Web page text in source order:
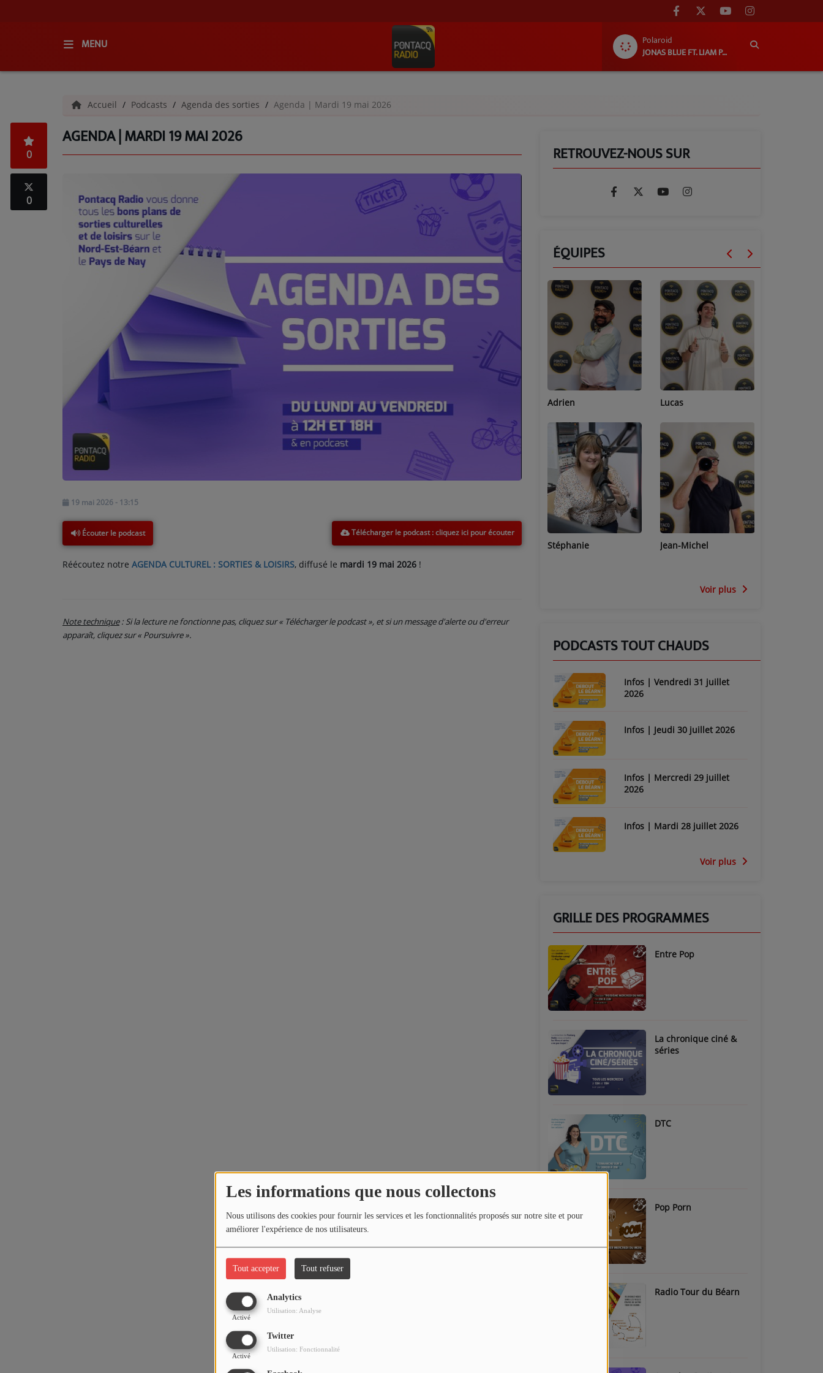
Les informations que nous collectons
Nous utilisons des cookies pour fournir les services et les fonctionnalités proposés sur notre site et pour
améliorer l'expérience de nos utilisateurs.
Tout accepter Tout refuser
Analytics
Activé
Utilisation: Analyse
Twitter
Activé
Utilisation: Fonctionnalité
MENU
Polaroid
JONAS BLUE FT. LIAM PAYNE FT. LENNON STELLA
QUI SOMMES-NOUS ?
GRILLE DES PROGRAMMES
C'ÉTAIT QUOI CE TITRE ?
VOS ÉMISSIONS EN IMAGES
ANNONCEURS & ESPACE PRO
VOTRE PUBLICITÉ SUR PONTACQ RADIO
LOCATION DE STUDIOS
ÉDUCATION AUX MÉDIAS ET À
L'INFORMATION
EN QUOI ÇA CONSISTE ?
ÉCOUTEZ LES PRODUCTIONS
RECRUTEMENT
Accueil Podcasts Agenda des sorties Agenda | Mardi 19 mai 2026
AGENDA | MARDI 19 MAI 2026
0
0
19 mai 2026 - 13:15
Écouter le podcast Télécharger le podcast
Réécoutez notre AGENDA CULTUREL : SORTIES & LOISIRS, diffusé le mardi 19 mai 2026 !
Note technique: Si la lecture ne fonctionne pas, cliquez sur « Télécharger le podcast », et si un message d'alerte ou d'erreur
apparaît, cliquez sur « Poursuivre ».
RETROUVEZ-NOUS SUR
ÉQUIPES
Marion
Émilie
Adrien
Stéphanie
Lucas
Jean-Michel
Voir plus
PODCASTS TOUT CHAUDS
Infos | Vendredi 31 juillet
2026
Infos | Jeudi 30 juillet 2026
Infos | Mercredi 29 juillet
2026
Infos | Mardi 28 juillet 2026
Voir plus
GRILLE DES PROGRAMMES
Entre Pop
La chronique ciné &
séries
DTC
Pop Porn
Radio Tour du Béarn